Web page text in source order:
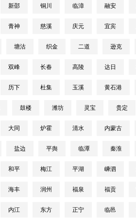
新邵 铜川 临漳 融安
青神 慈溪 庆元 宜宾
塘沽 织金 二道 逊克
双峰 长春 高陵 达日
历下 杜集 玉溪 黄石港
鼓楼 潍坊 灵宝 贵定
大同 炉霍 清水 内蒙古
盐边 平舆 临潭 秦淮
和平 梅江 平湖 嵊泗
海丰 润州 福泉 福贡
内江 东方 正宁 临邑